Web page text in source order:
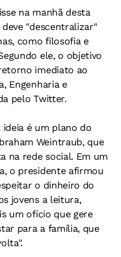
na manhã desta
"descentralizar"
como filosofia e
ele, o objetivo
imediato ao
Engenharia e
pelo Twitter.
ideia é um plano do
Weintraub, que
na rede social. Em um
o presidente afirmou
o dinheiro do
jovens a leitura,
um ofício que gere
para a família, que